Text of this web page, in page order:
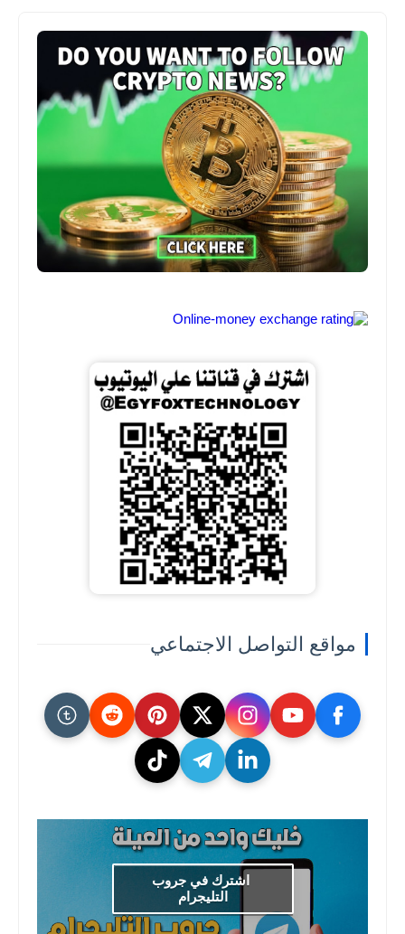
مواقع التواصل الاجتماعي
اشترك في جروب
التليجرام